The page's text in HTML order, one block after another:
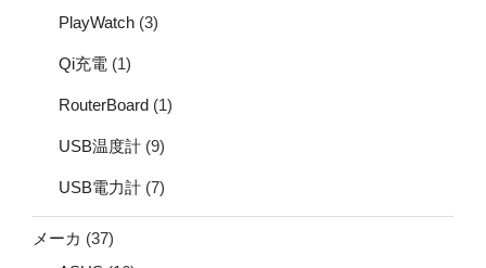
PlayWatch (3)
Qi充電 (1)
RouterBoard (1)
USB温度計 (9)
USB電力計 (7)
メーカ (37)